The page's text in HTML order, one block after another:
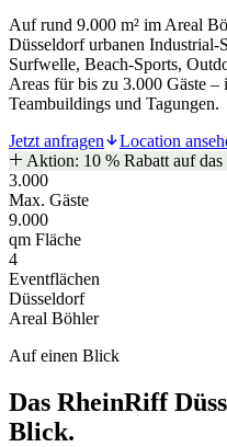
Auf rund 9.000 m² im Areal
Düsseldorf urbanen
Surfwelle, Beach-Sports,
Areas für bis zu 3.000 Gäste –
Teambuildings und Tagungen.
Jetzt anfragen
Location
Aktion: 10 % Rabatt auf das
3.000
Max. Gäste
9.000
qm Fläche
4
Eventflächen
Düsseldorf
Areal Böhler
Auf einen Blick
Das RheinRiff
Blick.